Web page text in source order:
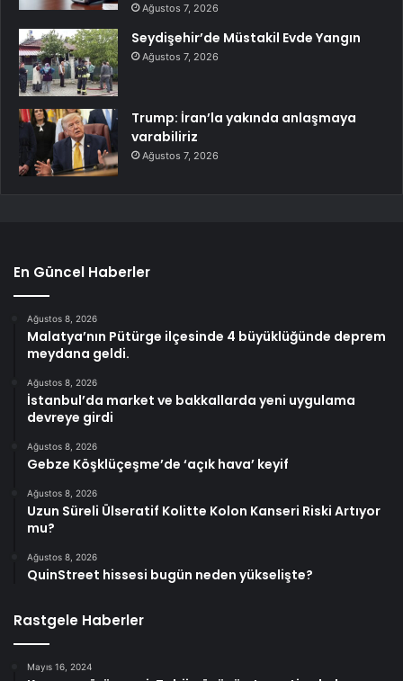
Ağustos 7, 2026
Seydişehir’de Müstakil Evde Yangın
Ağustos 7, 2026
Trump: İran’la yakında anlaşmaya
varabiliriz
Ağustos 7, 2026
En Güncel Haberler
Ağustos 8, 2026
Malatya’nın Pütürge ilçesinde 4 büyüklüğünde deprem
meydana geldi.
Ağustos 8, 2026
İstanbul’da market ve bakkallarda yeni uygulama
devreye girdi
Ağustos 8, 2026
Gebze Köşklüçeşme’de ‘açık hava’ keyif
Ağustos 8, 2026
Uzun Süreli Ülseratif Kolitte Kolon Kanseri Riski Artıyor
mu?
Ağustos 8, 2026
QuinStreet hissesi bugün neden yükselişte?
Rastgele Haberler
Mayıs 16, 2024